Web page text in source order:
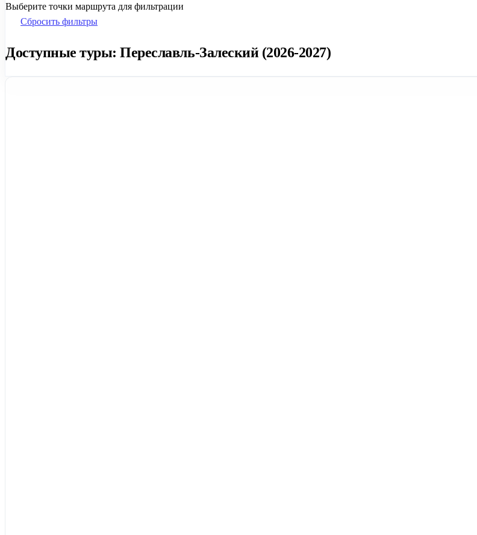
Выберите точки маршрута для фильтрации
Сбросить фильтры
Доступные туры: Переславль-Залеский (2026-2027)